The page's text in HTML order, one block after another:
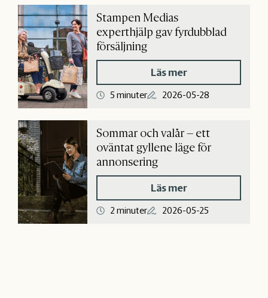
Stampen Medias
experthjälp gav fyrdubblad
försäljning
Läs mer
5 minuter 2026-05-28
Sommar och valår – ett
oväntat gyllene läge för
annonsering
Läs mer
2 minuter 2026-05-25